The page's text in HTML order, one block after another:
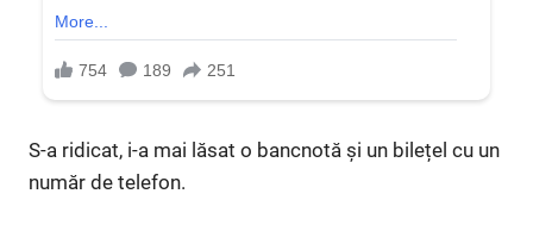
S-a ridicat, i-a mai lăsat o bancnotă și un bilețel cu un
număr de telefon.